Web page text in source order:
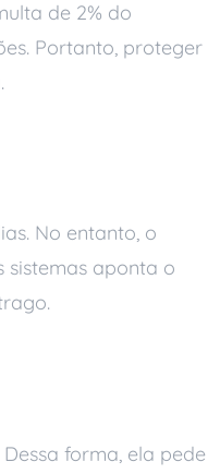
de 2% do
Portanto, proteger
No entanto, o
sistemas aponta o
forma, ela pede